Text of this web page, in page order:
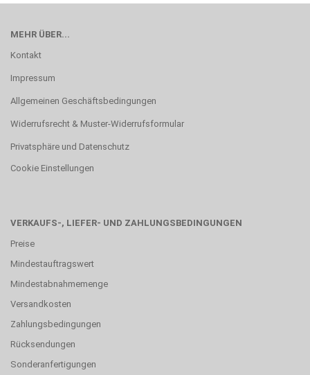
MEHR ÜBER...
Kontakt
Impressum
Allgemeinen Geschäftsbedingungen
Widerrufsrecht & Muster-Widerrufsformular
Privatsphäre und Datenschutz
Cookie Einstellungen
VERKAUFS-, LIEFER- UND ZAHLUNGSBEDINGUNGEN
Preise
Mindestauftragswert
Mindestabnahmemenge
Versandkosten
Zahlungsbedingungen
Rücksendungen
Sonderanfertigungen